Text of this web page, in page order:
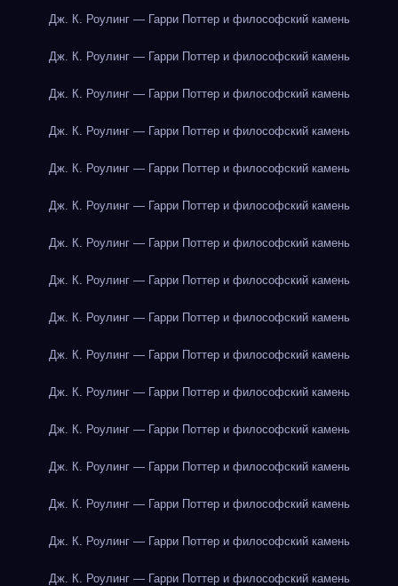
Дж. К. Роулинг — Гарри Поттер и философский камень
Дж. К. Роулинг — Гарри Поттер и философский камень
Дж. К. Роулинг — Гарри Поттер и философский камень
Дж. К. Роулинг — Гарри Поттер и философский камень
Дж. К. Роулинг — Гарри Поттер и философский камень
Дж. К. Роулинг — Гарри Поттер и философский камень
Дж. К. Роулинг — Гарри Поттер и философский камень
Дж. К. Роулинг — Гарри Поттер и философский камень
Дж. К. Роулинг — Гарри Поттер и философский камень
Дж. К. Роулинг — Гарри Поттер и философский камень
Дж. К. Роулинг — Гарри Поттер и философский камень
Дж. К. Роулинг — Гарри Поттер и философский камень
Дж. К. Роулинг — Гарри Поттер и философский камень
Дж. К. Роулинг — Гарри Поттер и философский камень
Дж. К. Роулинг — Гарри Поттер и философский камень
Дж. К. Роулинг — Гарри Поттер и философский камень